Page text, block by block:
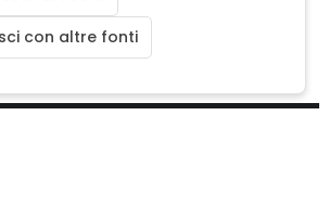
con altre fonti